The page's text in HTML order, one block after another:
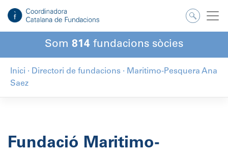
contingut
Som 814 fundacions sòcies
Inici · Directori de fundacions · Maritimo-Pesquera Ana
Saez
Fundació Maritimo-